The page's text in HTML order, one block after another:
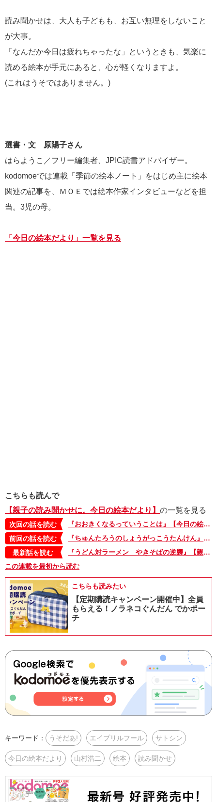
読み聞かせは、大人も子どもも、お互い無理をしないこと
が大事。
「なんだか今日は疲れちゃったな」というときも、気楽に
読める絵本が手元にあると、心が軽くなりますよ。
(これはうそではありません。)
選書・文 原陽子さん
はらようこ／フリー編集者、JPIC読書アドバイザー。
kodomoeでは連載「季節の絵本ノート」をはじめ主に絵本
関連の記事を、ＭＯＥでは絵本作家インタビューなどを担
当。3児の母。
「今日の絵本だより」一覧を見る
こちらも読んで
【親子の読み聞かせに。今日の絵本だより】 の一覧を見る
次回の話を読む
『おおきくなるっていうことは』【今日の絵本だより 第43回】
前回の話を読む
『ちゅんたろうのしょうがっこうたんけん』【今日の絵本だより 第41回】
最新話を読む
『うどん対ラーメン やきそばの逆襲』【親子の読み聞かせに。今日の絵本だより 第375回】
この連載を最初から読む
こちらも読みたい
【定期購読キャンペーン開催中】全員
もらえる！ノラネコぐんだん でかポー
チ
キーワード： うそだあ! エイプリルフール サトシン
今日の絵本だより 山村浩二 絵本 読み聞かせ